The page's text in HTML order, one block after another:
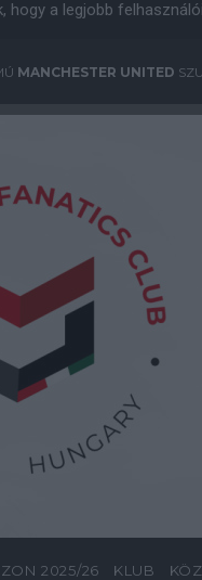
hogy a legjobb
MANCHESTER UNITED
2025/26 KLUB